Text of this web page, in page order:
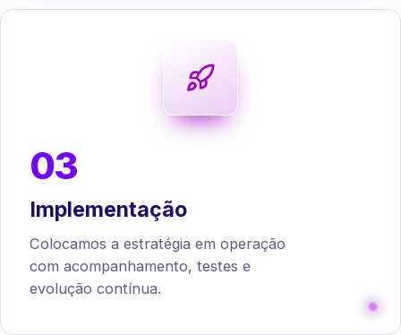
03
Implementação
Colocamos a estratégia em operação
com acompanhamento, testes e
evolução contínua.